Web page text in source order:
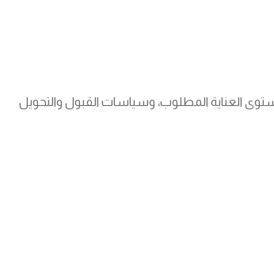
مستوى العناية المطلوب، وسياسات القبول والتحويل